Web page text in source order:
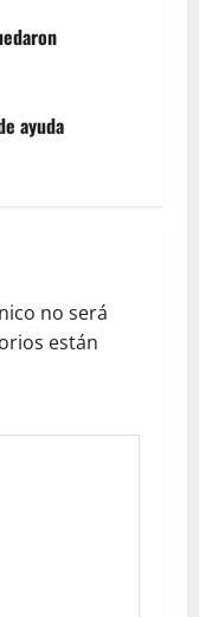
ayuda
no será
están